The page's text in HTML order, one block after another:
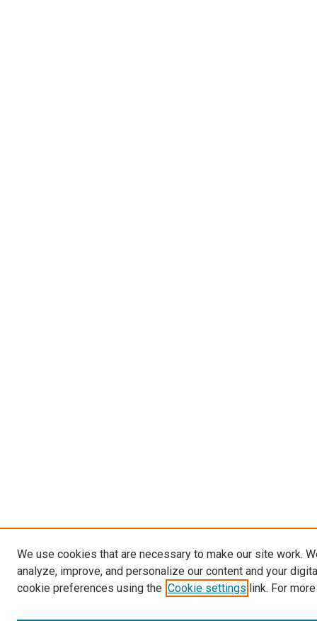
We use cookies that are necessary to make our site work.
analyze, improve, and personalize our content and your
cookie preferences using the Cookie settings link. For